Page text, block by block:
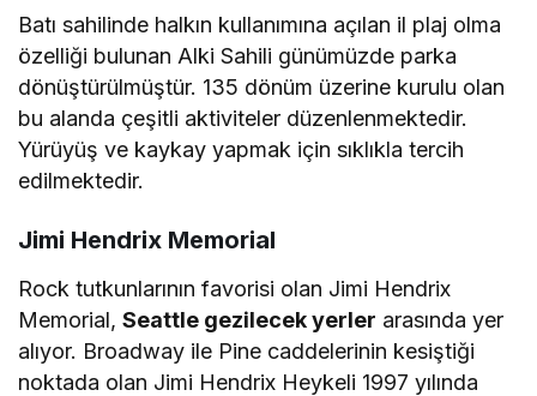
Batı sahilinde halkın kullanımına açılan il plaj olma
özelliği bulunan Alki Sahili günümüzde parka
dönüştürülmüştür. 135 dönüm üzerine kurulu olan
bu alanda çeşitli aktiviteler düzenlenmektedir.
Yürüyüş ve kaykay yapmak için sıklıkla tercih
edilmektedir.
Jimi Hendrix Memorial
Rock tutkunlarının favorisi olan Jimi Hendrix
Memorial,Seattle gezilecek yerler arasında yer
alıyor. Broadway ile Pine caddelerinin kesiştiği
noktada olan Jimi Hendrix Heykeli 1997 yılında